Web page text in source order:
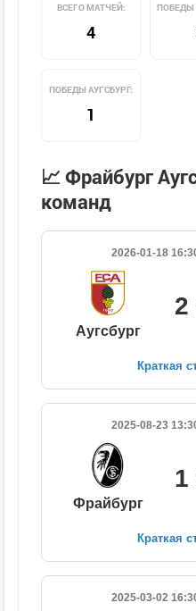
ВСЕГО МАТЧЕЙ:
4
ПОБЕДЫ
ПОБЕДЫ АУГСБУРГ:
1
📈 Фрайбург
команд
2026-01-18
Аугсбург
2
Краткая
2025-08-23
Фрайбург
1
Краткая
2025-03-02